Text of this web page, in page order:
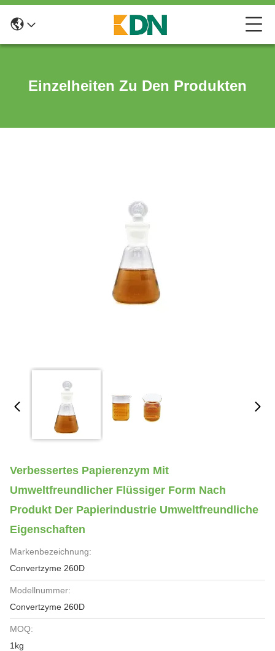
Einzelheiten Zu Den Produkten
Verbessertes Papierenzym Mit
Umweltfreundlicher Flüssiger Form Nach
Produkt Der Papierindustrie Umweltfreundliche
Eigenschaften
Markenbezeichnung:
Convertzyme 260D
Modellnummer:
Convertzyme 260D
MOQ:
1kg